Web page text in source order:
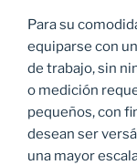
Para su
equiparse con
de trabajo, sin
o medición
pequeños, con
desean ser
una mayor